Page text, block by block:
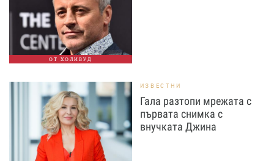
ОТ ХОЛИВУД
ИЗВЕСТНИ
Гала разтопи мрежата с
първата снимка с
внучката Джина